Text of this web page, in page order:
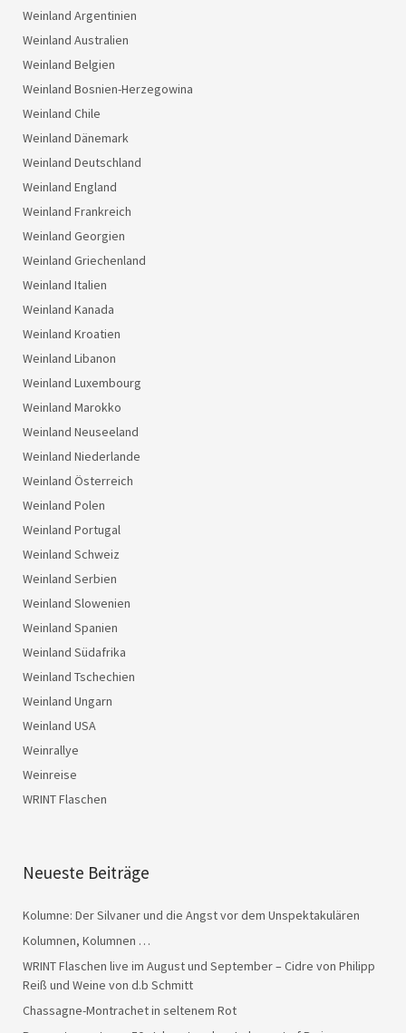
Weinland Argentinien
Weinland Australien
Weinland Belgien
Weinland Bosnien-Herzegowina
Weinland Chile
Weinland Dänemark
Weinland Deutschland
Weinland England
Weinland Frankreich
Weinland Georgien
Weinland Griechenland
Weinland Italien
Weinland Kanada
Weinland Kroatien
Weinland Libanon
Weinland Luxembourg
Weinland Marokko
Weinland Neuseeland
Weinland Niederlande
Weinland Österreich
Weinland Polen
Weinland Portugal
Weinland Schweiz
Weinland Serbien
Weinland Slowenien
Weinland Spanien
Weinland Südafrika
Weinland Tschechien
Weinland Ungarn
Weinland USA
Weinrallye
Weinreise
WRINT Flaschen
Neueste Beiträge
Kolumne: Der Silvaner und die Angst vor dem Unspektakulären
Kolumnen, Kolumnen …
WRINT Flaschen live im August und September – Cidre von Philipp
Reiß und Weine von d.b Schmitt
Chassagne-Montrachet in seltenem Rot